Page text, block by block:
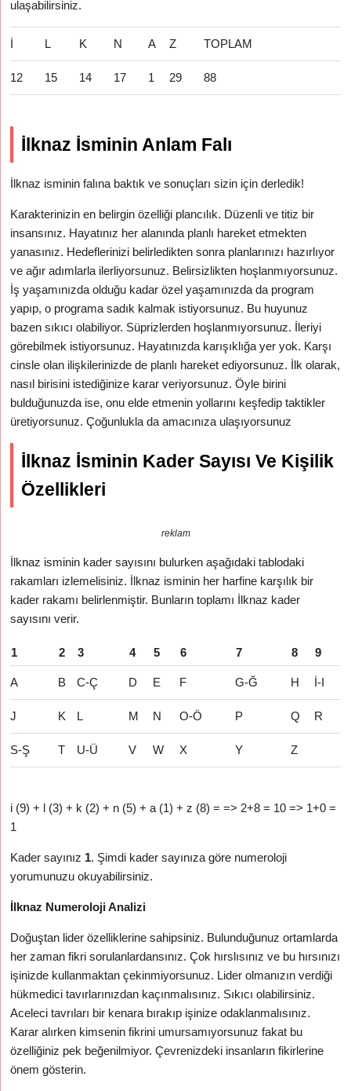
ulaşabilirsiniz.
İ L K N A Z TOPLAM
12 15 14 17 1 29 88
İlknaz İsminin Anlam Falı
İlknaz isminin falına baktık ve sonuçları sizin için derledik!
Karakterinizin en belirgin özelliği plancılık. Düzenli ve titiz bir
insansınız. Hayatınız her alanında planlı hareket etmekten
yanasınız. Hedeflerinizi belirledikten sonra planlarınızı hazırlıyor
ve ağır adımlarla ilerliyorsunuz. Belirsizlikten hoşlanmıyorsunuz.
İş yaşamınızda olduğu kadar özel yaşamınızda da program
yapıp, o programa sadık kalmak istiyorsunuz. Bu huyunuz
bazen sıkıcı olabiliyor. Süprizlerden hoşlanmıyorsunuz. İleriyi
görebilmek istiyorsunuz. Hayatınızda karışıklığa yer yok. Karşı
cinsle olan ilişkilerinizde de planlı hareket ediyorsunuz. İlk olarak,
nasıl birisini istediğinize karar veriyorsunuz. Öyle birini
bulduğunuzda ise, onu elde etmenin yollarını keşfedip taktikler
üretiyorsunuz. Çoğunlukla da amacınıza ulaşıyorsunuz
İlknaz İsminin Kader Sayısı Ve Kişilik
Özellikleri
reklam
İlknaz isminin kader sayısını bulurken aşağıdaki tablodaki
rakamları izlemelisiniz. İlknaz isminin her harfine karşılık bir
kader rakamı belirlenmiştir. Bunların toplamı İlknaz kader
sayısını verir.
1 2 3 4 5 6 7 8 9
A B C-Ç D E F G-Ğ H İ-I
J K L M N O-Ö P Q R
S-Ş T U-Ü V W X Y Z
i (9) + l (3) + k (2) + n (5) + a (1) + z (8) = => 2+8 = 10 => 1+0 =
1
Kader sayınız 1. Şimdi kader sayınıza göre numeroloji
yorumunuzu okuyabilirsiniz.
İlknaz Numeroloji Analizi
Doğuştan lider özelliklerine sahipsiniz. Bulunduğunuz ortamlarda
her zaman fikri sorulanlardansınız. Çok hırslısınız ve bu hırsınızı
işinizde kullanmaktan çekinmiyorsunuz. Lider olmanızın verdiği
hükmedici tavırlarınızdan kaçınmalısınız. Sıkıcı olabilirsiniz.
Aceleci tavrıları bir kenara bırakıp işinize odaklanmalısınız.
Karar alırken kimsenin fikrini umursamıyorsunuz fakat bu
özelliğiniz pek beğenilmiyor. Çevrenizdeki insanların fikirlerine
önem gösterin.